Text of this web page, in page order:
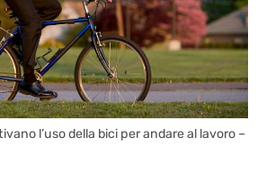
l’uso della bici per andare al lavoro –